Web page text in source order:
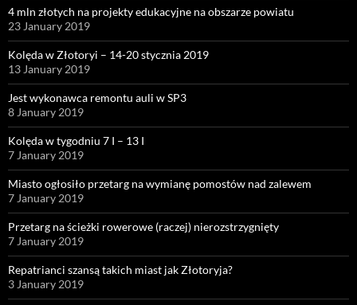
4 mln złotych na projekty edukacyjne na obszarze powiatu
23 January 2019
Kolęda w Złotoryi – 14-20 stycznia 2019
13 January 2019
Jest wykonawca remontu auli w SP3
8 January 2019
Kolęda w tygodniu 7 I – 13 I
7 January 2019
Miasto ogłosiło przetarg na wymianę pomostów nad zalewem
7 January 2019
Przetarg na ścieżki rowerowe (raczej) nierozstrzygnięty
7 January 2019
Repatrianci szansą takich miast jak Złotoryja?
3 January 2019